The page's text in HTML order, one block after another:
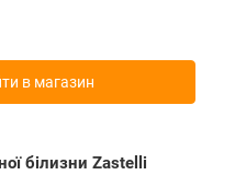
в магазин
білизни Zastelli